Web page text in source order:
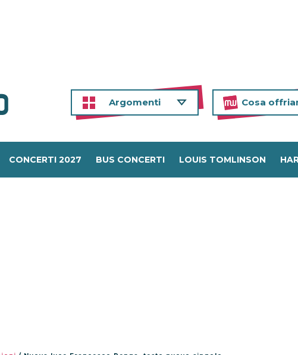
Argomenti Cosa
CONCERTI 2027 BUS CONCERTI LOUIS TOMLINSON